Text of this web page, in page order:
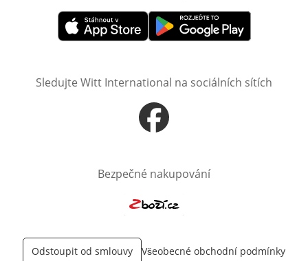
Otevře v novém okněOtevře v novém okně
Sledujte Witt International na sociálních sítích
Otevře v novém okně
Bezpečné nakupování
Odstoupit od smlouvy
Všeobecné obchodní podmínky